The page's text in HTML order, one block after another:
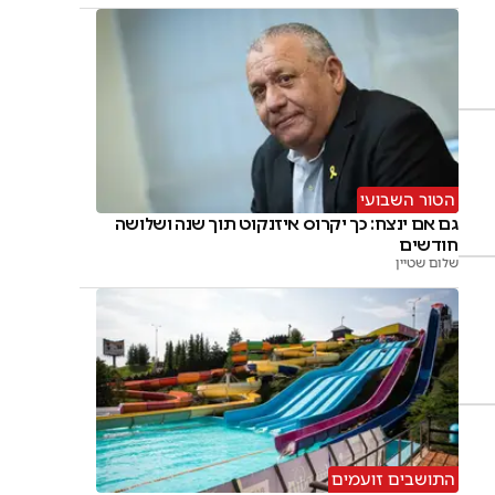
הטור השבועי
גם אם ינצח: כך יקרוס איזנקוט תוך שנה ושלושה
חודשים
שלום שטיין
התושבים זועמים